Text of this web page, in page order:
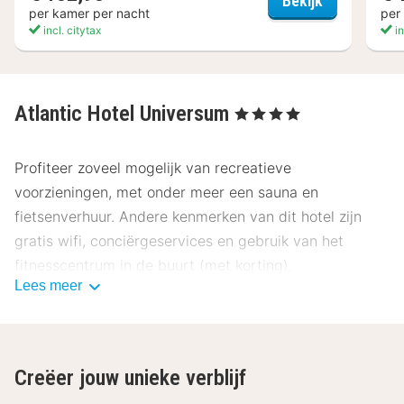
per kamer per nacht
incl. citytax
per
Atlantic Hotel Universum , 4 Sterren
Profiteer zoveel mogelijk van recreatieve
voorzieningen, met onder meer een sauna en
fietsenverhuur. Andere kenmerken van dit hotel zijn
gratis wifi, conciërgeservices en gebruik van het
fitnesscentrum in de buurt (met korting).
blijven en van de roomservice (beperkte tijden)
Lees meer
Creëer jouw unieke verblijf